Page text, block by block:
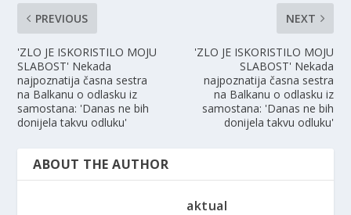
PREVIOUS
'ZLO JE ISKORISTILO MOJU
SLABOST' Nekada
najpoznatija časna sestra
na Balkanu o odlasku iz
samostana: 'Danas ne bih
donijela takvu odluku'
NEXT
'ZLO JE ISKORISTILO MOJU
SLABOST' Nekada
najpoznatija časna sestra
na Balkanu o odlasku iz
samostana: 'Danas ne bih
donijela takvu odluku'
ABOUT THE AUTHOR
aktual